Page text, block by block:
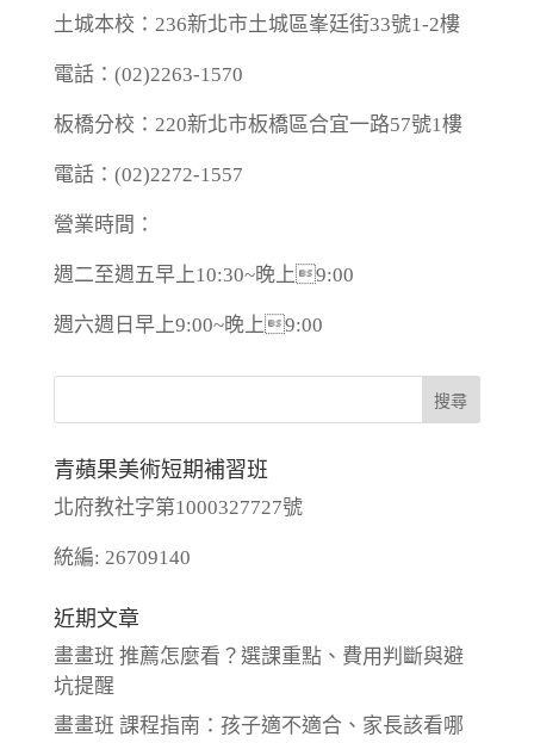
土城本校：236新北市土城區峯廷街33號1-2樓
電話：(02)2263-1570
板橋分校：220新北市板橋區合宜一路57號1樓
電話：(02)2272-1557
營業時間：
週二至週五早上10:30~晚上9:00
週六週日早上9:00~晚上9:00
青蘋果美術短期補習班
北府教社字第1000327727號
統編: 26709140
近期文章
畫畫班 推薦怎麼看？選課重點、費用判斷與避
坑提醒
畫畫班 課程指南：孩子適不適合、家長該看哪